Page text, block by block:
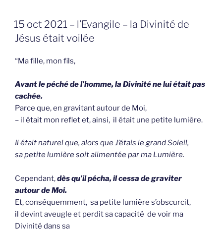
GEPLAATST
OP
15 oct 2021 – l’Evangile – la Divinité de
Jésus était voilée
“Ma fille, mon fils,
Avant le péché de l’homme, la Divinité ne lui était pas
cachée.
Parce que, en gravitant autour de Moi,
– il était mon reflet et, ainsi, il était une petite lumière.
Il était naturel que, alors que J’étais le grand Soleil,
sa petite lumière soit alimentée par ma Lumière.
Cependant,dès qu’il pécha, il cessa de graviter
autour de Moi.
Et, conséquemment, sa petite lumière s’obscurcit,
il devint aveugle et perdit sa capacité de voir ma
Divinité dans sa